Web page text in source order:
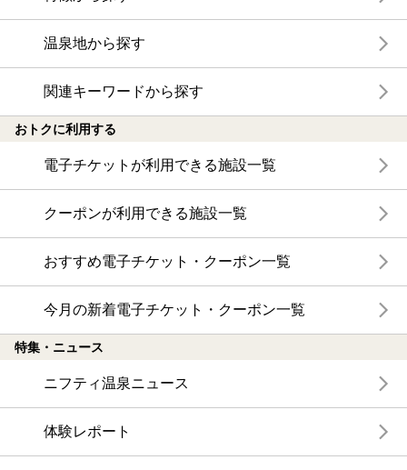
温泉地から探す
関連キーワードから探す
おトクに利用する
電子チケットが利用できる施設一覧
クーポンが利用できる施設一覧
おすすめ電子チケット・クーポン一覧
今月の新着電子チケット・クーポン一覧
特集・ニュース
ニフティ温泉ニュース
体験レポート